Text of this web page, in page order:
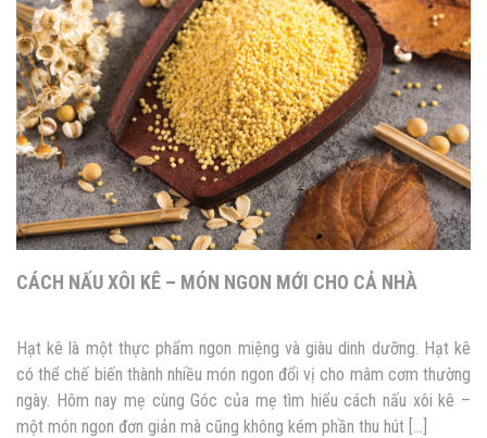
CÁCH NẤU XÔI KÊ – MÓN NGON MỚI CHO CẢ NHÀ
Hạt kê là một thực phẩm ngon miệng và giàu dinh dưỡng. Hạt kê
có thể chế biến thành nhiều món ngon đổi vị cho mâm cơm thường
ngày. Hôm nay mẹ cùng Góc của mẹ tìm hiểu cách nấu xôi kê –
một món ngon đơn giản mà cũng không kém phần thu hút […]